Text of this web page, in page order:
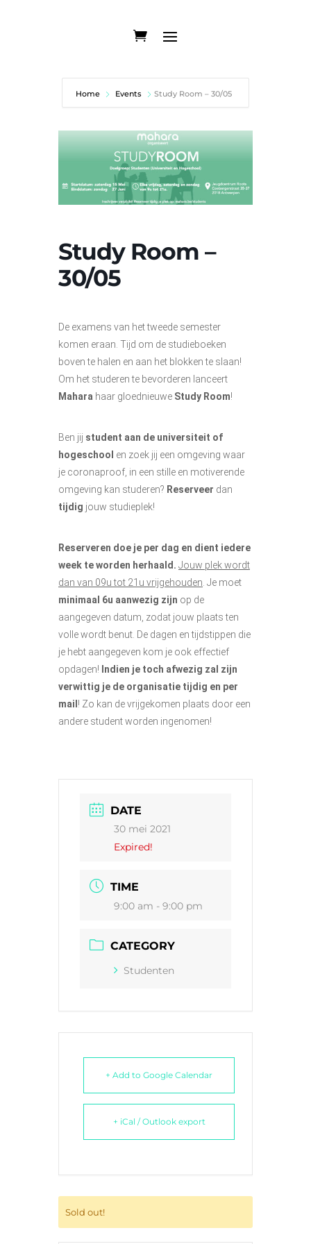
Home Events Study Room – 30/05
Study Room –
30/05
De examens van het tweede semester
komen eraan. Tijd om de studieboeken
boven te halen en aan het blokken te slaan!
Om het studeren te bevorderen lanceert
Mahara haar gloednieuwe Study Room!
Ben jij student aan de universiteit of
hogeschool en zoek jij een omgeving waar
je coronaproof, in een stille en motiverende
omgeving kan studeren? Reserveer dan
tijdig jouw studieplek!
Reserveren doe je per dag en dient iedere
week te worden herhaald. Jouw plek wordt
dan van 09u tot 21u vrijgehouden . Je moet
minimaal 6u aanwezig zijn op de
aangegeven datum, zodat jouw plaats ten
volle wordt benut. De dagen en tijdstippen die
je hebt aangegeven kom je ook effectief
opdagen! Indien je toch afwezig zal zijn
verwittig je de organisatie tijdig en per
mail ! Zo kan de vrijgekomen plaats door een
andere student worden ingenomen!
DATE
30 mei 2021
Expired!
TIME
9:00 am - 9:00 pm
CATEGORY
Studenten
+ Add to Google Calendar
+ iCal / Outlook export
Sold out!